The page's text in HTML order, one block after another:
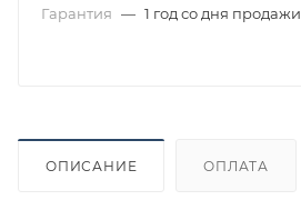
Гарантия — 1 год со дня продажи
ОПИСАНИЕ ОПЛАТА